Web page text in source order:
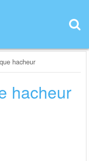
hacheur
hacheur